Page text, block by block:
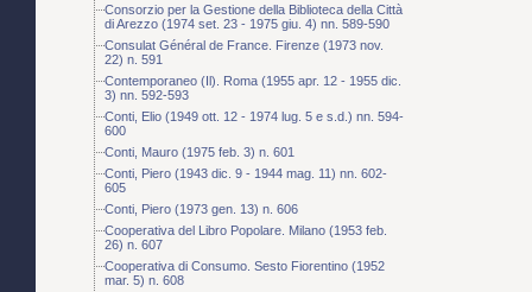
Consorzio per la Gestione della Biblioteca della Città
di Arezzo (1974 set. 23 - 1975 giu. 4) nn. 589-590
Consulat Général de France. Firenze (1973 nov.
22) n. 591
Contemporaneo (Il). Roma (1955 apr. 12 - 1955 dic.
3) nn. 592-593
Conti, Elio (1949 ott. 12 - 1974 lug. 5 e s.d.) nn. 594-
600
Conti, Mauro (1975 feb. 3) n. 601
Conti, Piero (1943 dic. 9 - 1944 mag. 11) nn. 602-
605
Conti, Piero (1973 gen. 13) n. 606
Cooperativa del Libro Popolare. Milano (1953 feb.
26) n. 607
Cooperativa di Consumo. Sesto Fiorentino (1952
mar. 5) n. 608